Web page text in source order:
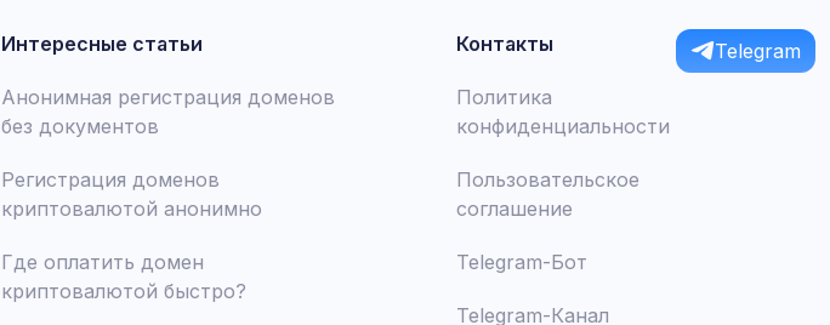
Интересные статьи
Анонимная регистрация доменов
без документов
Регистрация доменов
криптовалютой анонимно
Где оплатить домен
криптовалютой быстро?
Контакты
Политика
конфиденциальности
Пользовательское
соглашение
Telegram-Бот
Telegram-Канал
Telegram